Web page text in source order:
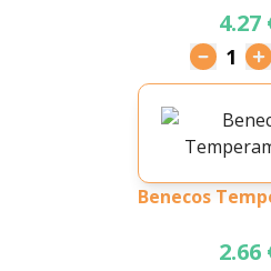
4.27
1
Benecos
2.66